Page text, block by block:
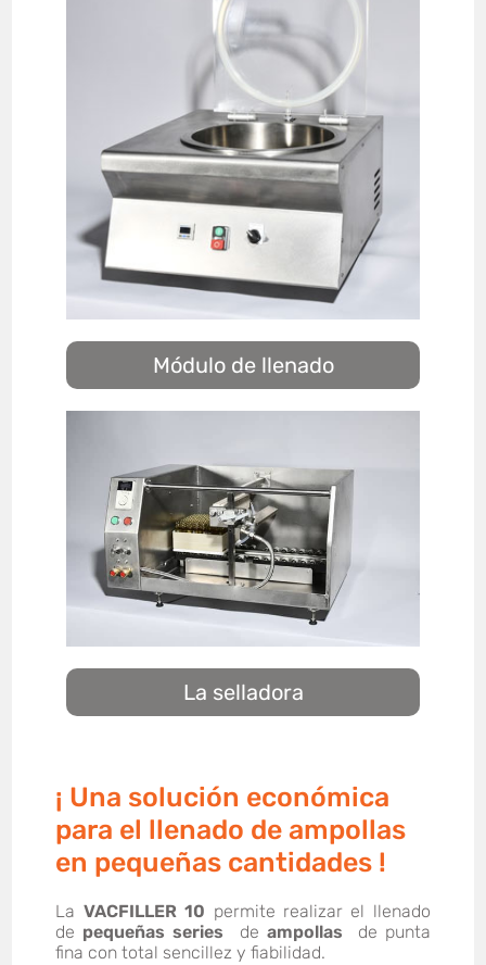
Módulo de llenado
La selladora
¡ Una solución económica
para el llenado de ampollas
en pequeñas cantidades !
La VACFILLER 10 permite realizar el llenado
de pequeñas series de ampollas
de punta
fina con total sencillez y fiabilidad.